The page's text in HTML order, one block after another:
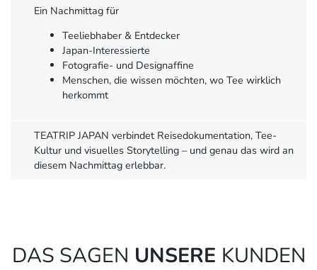
Ein Nachmittag für
Teeliebhaber & Entdecker
Japan-Interessierte
Fotografie- und Designaffine
Menschen, die wissen möchten, wo Tee wirklich
herkommt
TEATRIP JAPAN verbindet Reisedokumentation, Tee-
Kultur und visuelles Storytelling – und genau das wird an
diesem Nachmittag erlebbar.
DAS SAGEN UNSERE KUNDEN